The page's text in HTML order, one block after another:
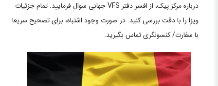
درباره مرکز پیک، از افسر دفتر VFS جهانی سوال فرمایید. تمام جزئیات
ویزا را با دقت بررسی کنید. در صورت وجود اشتباه، برای تصحیح سریعا
با سفارت/ کنسولگری تماس بگیرید.